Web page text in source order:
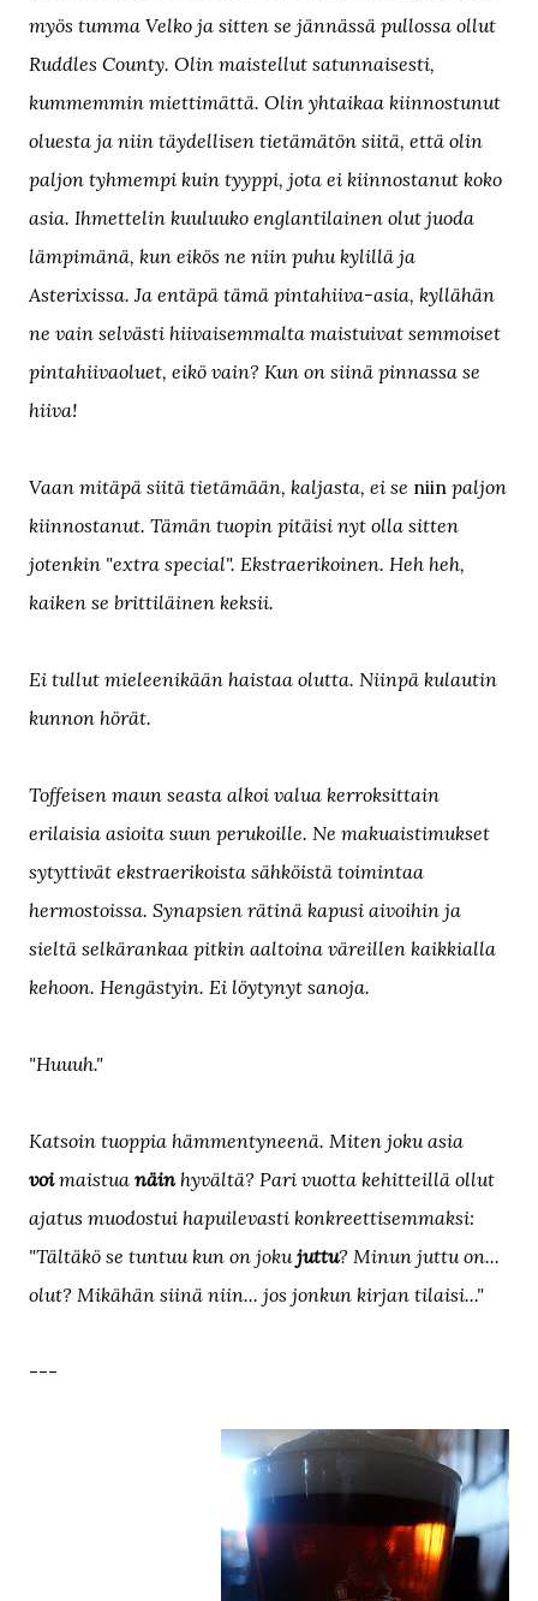
myös tumma Velko ja sitten se jännässä pullossa ollut
Ruddles County. Olin maistellut satunnaisesti,
kummemmin miettimättä. Olin yhtaikaa kiinnostunut
oluesta ja niin täydellisen tietämätön siitä, että olin
paljon tyhmempi kuin tyyppi, jota ei kiinnostanut koko
asia. Ihmettelin kuuluuko englantilainen olut juoda
lämpimänä, kun eikös ne niin puhu kylillä ja
Asterixissa. Ja entäpä tämä pintahiiva-asia, kyllähän
ne vain selvästi hiivaisemmalta maistuivat semmoiset
pintahiivaoluet, eikö vain? Kun on siinä pinnassa se
hiiva!
Vaan mitäpä siitä tietämään, kaljasta, ei se niin paljon
kiinnostanut. Tämän tuopin pitäisi nyt olla sitten
jotenkin "extra special". Ekstraerikoinen. Heh heh,
kaiken se brittiläinen keksii.
Ei tullut mieleenikään haistaa olutta. Niinpä kulautin
kunnon hörät.
Toffeisen maun seasta alkoi valua kerroksittain
erilaisia asioita suun perukoille. Ne makuaistimukset
sytyttivät ekstraerikoista sähköistä toimintaa
hermostoissa. Synapsien rätinä kapusi aivoihin ja
sieltä selkärankaa pitkin aaltoina väreillen kaikkialla
kehoon. Hengästyin. Ei löytynyt sanoja.
"Huuuh."
Katsoin tuoppia hämmentyneenä. Miten joku asia
voimaistua näinhyvältä? Pari vuotta kehitteillä ollut
ajatus muodostui hapuilevasti konkreettisemmaksi:
"Tältäkö se tuntuu kun on jokujuttu? Minun juttu on...
olut? Mikähän siinä niin... jos jonkun kirjan tilaisi..."
---